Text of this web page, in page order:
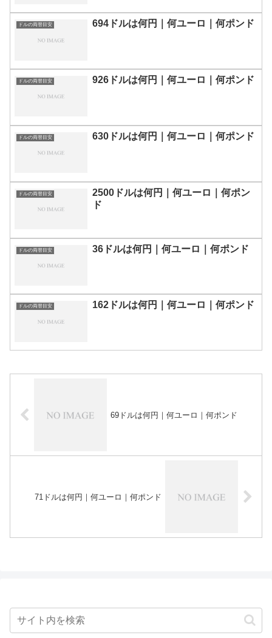
ドルの両替目安 694ドルは何円｜何ユーロ｜何ポンド
ドルの両替目安 926ドルは何円｜何ユーロ｜何ポンド
ドルの両替目安 630ドルは何円｜何ユーロ｜何ポンド
ドルの両替目安
2500ドルは何円｜何ユーロ｜何ポン
ド
ドルの両替目安 36ドルは何円｜何ユーロ｜何ポンド
ドルの両替目安 162ドルは何円｜何ユーロ｜何ポンド
69ドルは何円｜何ユーロ｜何ポンド
71ドルは何円｜何ユーロ｜何ポンド